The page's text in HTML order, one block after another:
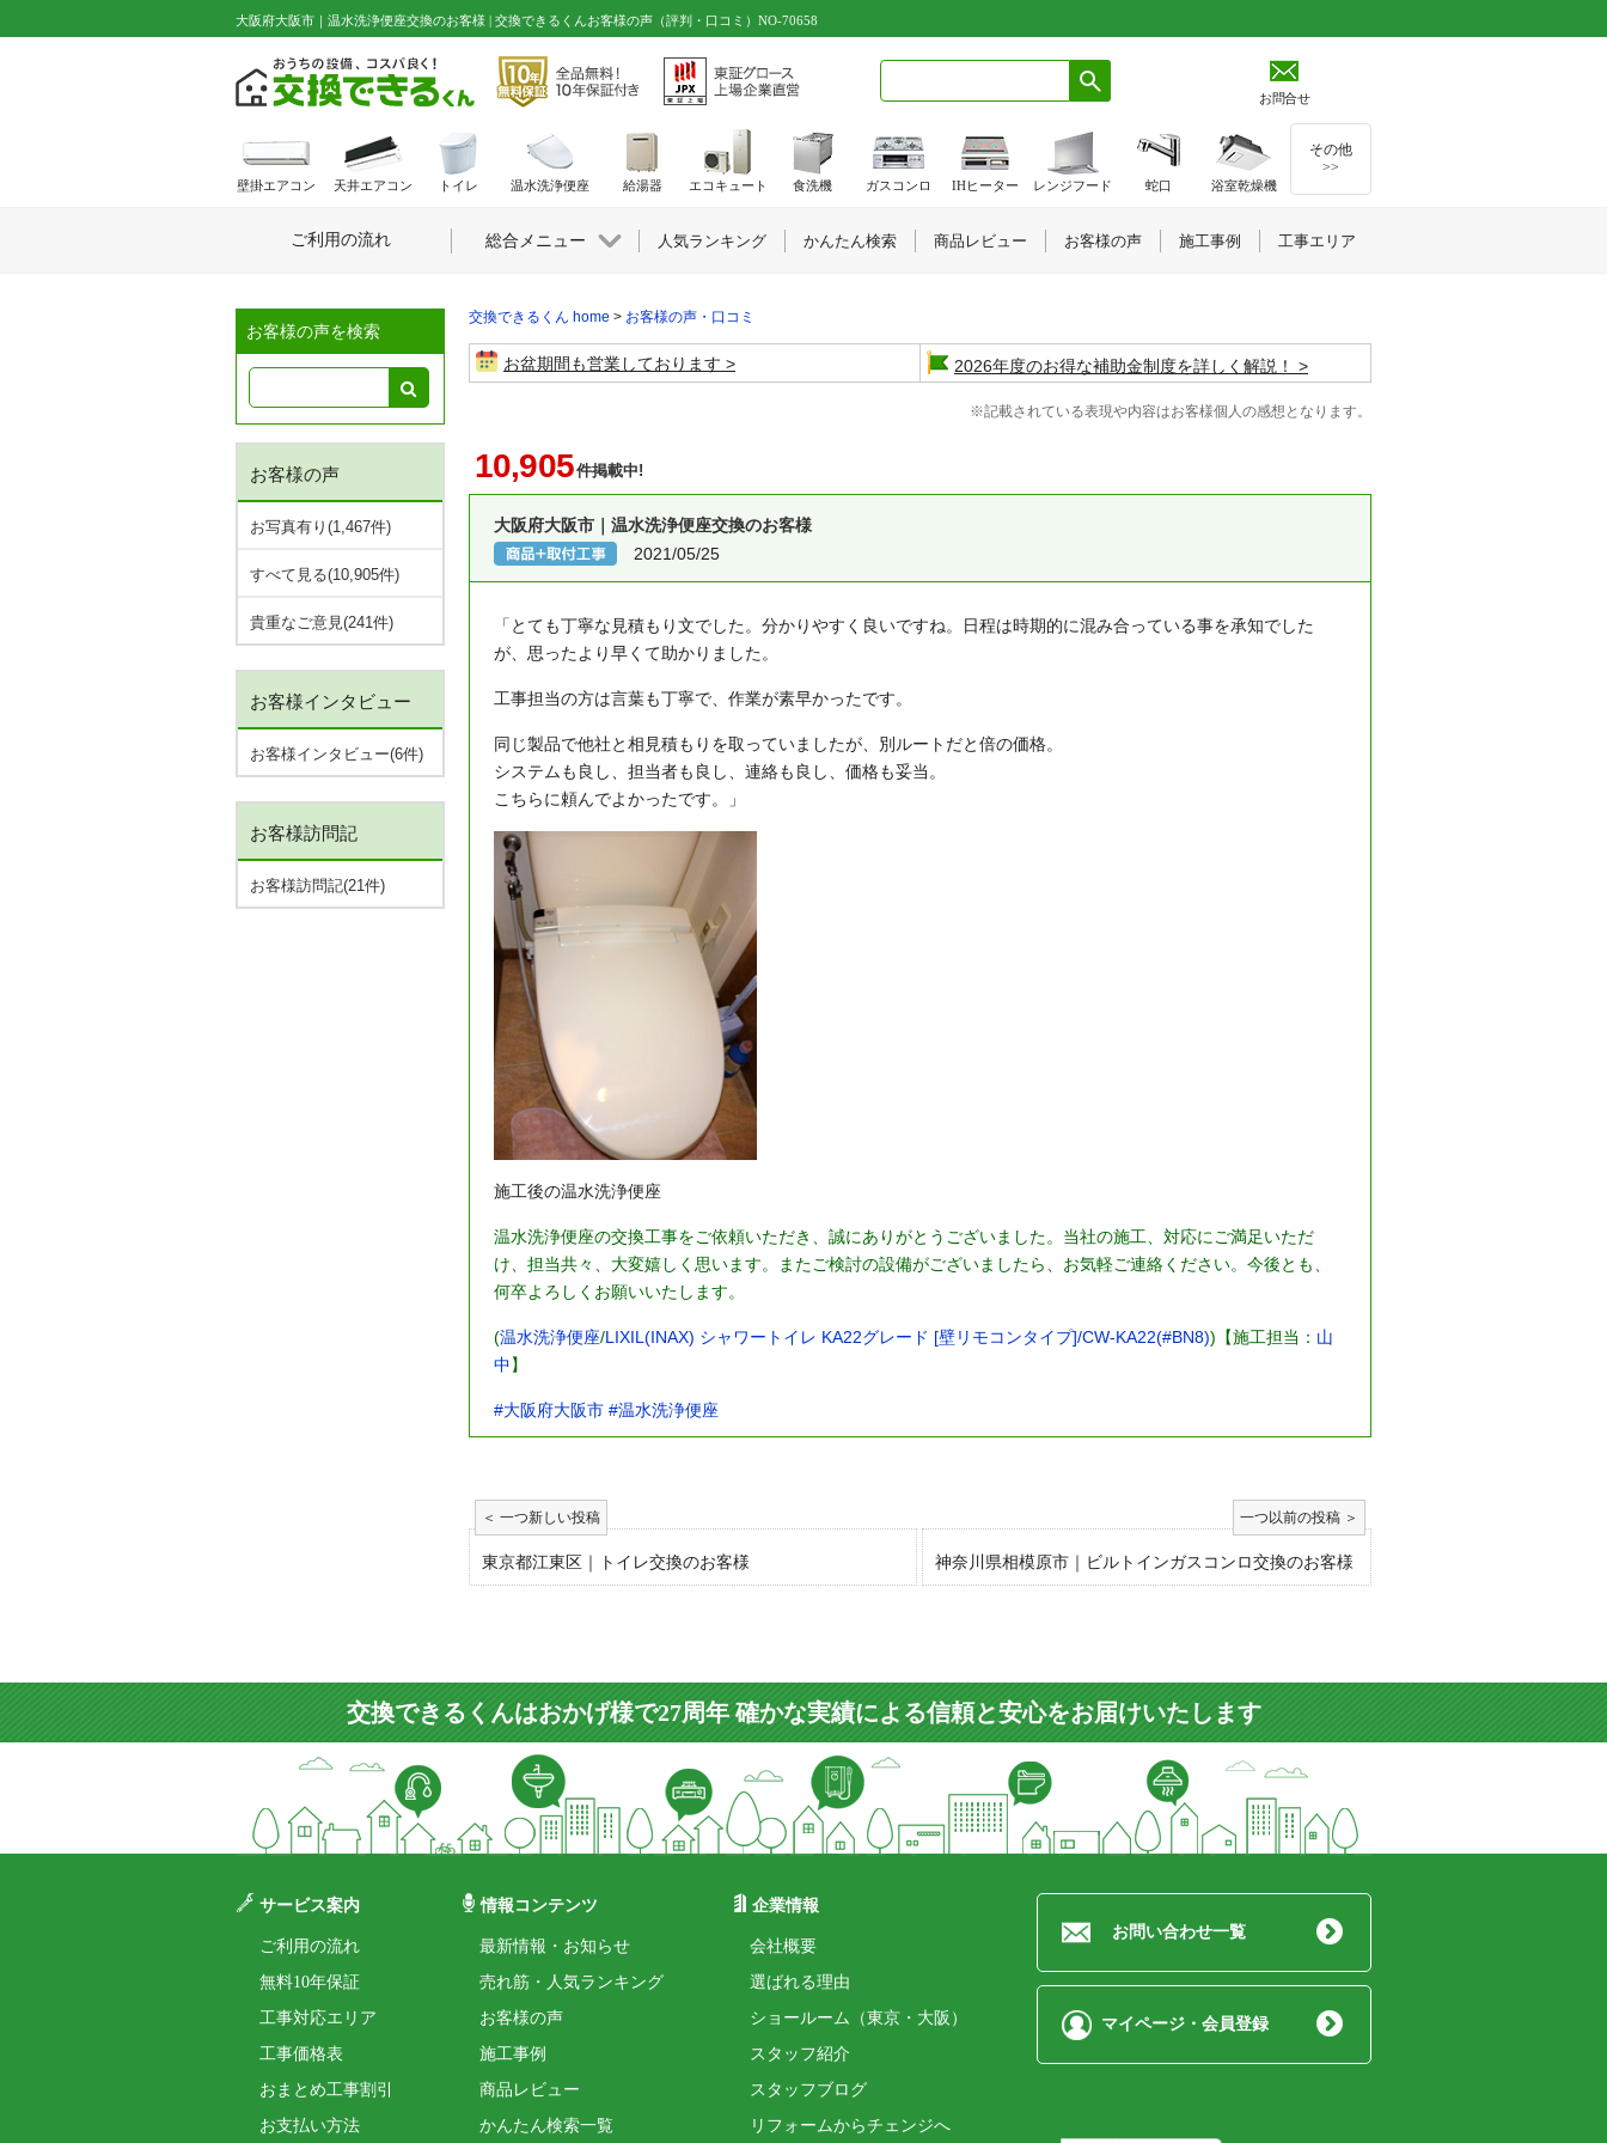
大阪府大阪市｜温水洗浄便座交換のお客様 | 交換できるくんお客様の声（評判・口コミ）NO-70658
お問合せ
お客様の声を検索
お客様の声
お写真有り(1,467件)
すべて見る(10,905件)
貴重なご意見(241件)
お客様インタビュー
お客様インタビュー(6件)
お客様訪問記
お客様訪問記(21件)
交換できるくん home > お客様の声・口コミ
お盆期間も営業しております 2026年度のお得な補助金制度を詳しく解説！
※記載されている表現や内容はお客様個人の感想となります。
10,905件掲載中!
大阪府大阪市｜温水洗浄便座交換のお客様
2021/05/25
「とても丁寧な見積もり文でした。分かりやすく良いですね。日程は時期的に混み合っている事を承知でした
が、思ったより早くて助かりました。
工事担当の方は言葉も丁寧で、作業が素早かったです。
同じ製品で他社と相見積もりを取っていましたが、別ルートだと倍の価格。
システムも良し、担当者も良し、連絡も良し、価格も妥当。
こちらに頼んでよかったです。」
施工後の温水洗浄便座
温水洗浄便座の交換工事をご依頼いただき、誠にありがとうございました。当社の施工、対応にご満足いただ
け、担当共々、大変嬉しく思います。またご検討の設備がございましたら、お気軽ご連絡ください。今後とも、
何卒よろしくお願いいたします。
(温水洗浄便座/LIXIL(INAX) シャワートイレ KA22グレード [壁リモコンタイプ]/CW-KA22(#BN8))【施工担当： 山
中】
#大阪府大阪市 #温水洗浄便座
東京都江東区｜トイレ交換のお客様 神奈川県相模原市｜ビルトインガスコンロ交換のお客様
壁掛エアコン 天井エアコン トイレ 温水洗浄便座 給湯器 エコキュート 食洗機 ガスコンロ IHヒーター レンジフード 蛇口 浴室乾燥機
その他
>>
ご利用の流れ 総合メニュー 人気ランキング かんたん検索 商品レビュー お客様の声 施工事例 工事エリア
交換できるくんはおかげ様で27周年 確かな実績による信頼と安心をお届けいたします
サービス案内
ご利用の流れ
無料10年保証
工事対応エリア
工事価格表
おまとめ工事割引
お支払い方法
情報コンテンツ
最新情報・お知らせ
売れ筋・人気ランキング
お客様の声
施工事例
商品レビュー
かんたん検索一覧
企業情報
会社概要
選ばれる理由
ショールーム（東京・大阪）
スタッフ紹介
スタッフブログ
リフォームからチェンジへ
お問い合わせ一覧
マイページ・会員登録